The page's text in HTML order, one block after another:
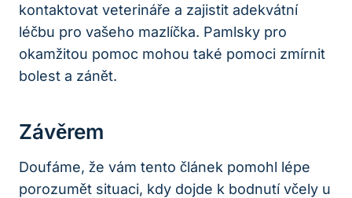
kontaktovat veterináře a zajistit adekvátní
léčbu pro vašeho mazlíčka. Pamlsky pro
okamžitou pomoc mohou také pomoci zmírnit
bolest a zánět.
Závěrem
Doufáme, že vám tento článek pomohl lépe
porozumět situaci, kdy dojde k bodnutí včely u